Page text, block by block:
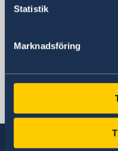
Statistik
Marknadsföring
Yerevan Plaza
Yerevan 0015,
Telefonnummer
+374 10 59 55